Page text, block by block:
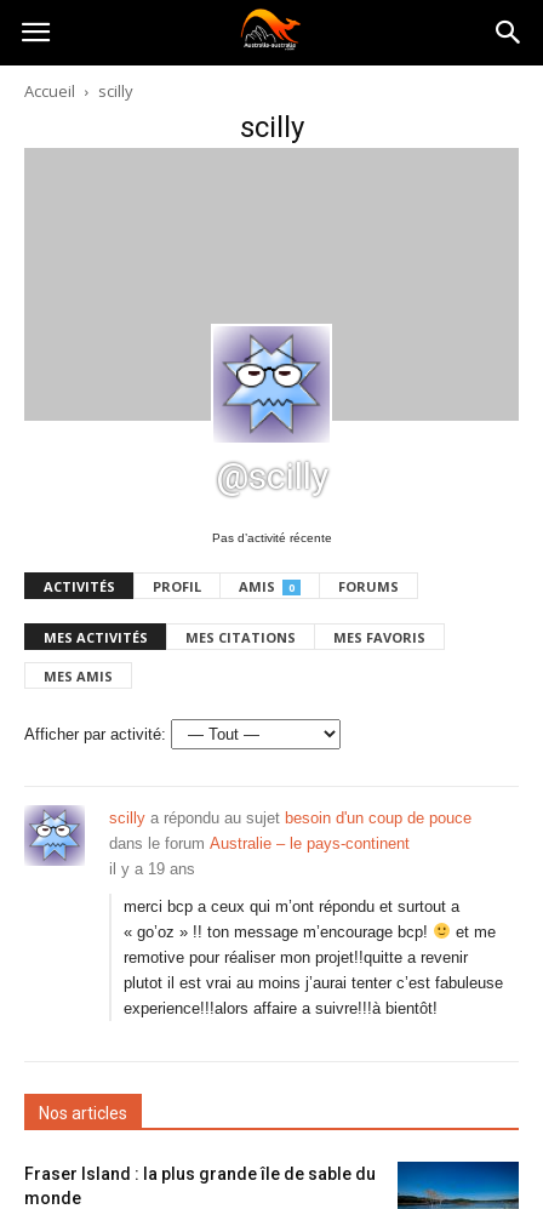
Australia-
australie.com
Accueil scilly
scilly
@scilly
Pas d’activité récente
ACTIVITÉS PROFIL AMIS 0 FORUMS
MES ACTIVITÉS MES CITATIONS MES FAVORIS
MES AMIS
Afficher par activité:
scilly a répondu au sujet besoin d'un coup de pouce
dans le forum Australie – le pays-continent
il y a 19 ans
merci bcp a ceux qui m’ont répondu et surtout a
« go’oz » !! ton message m’encourage bcp!
et me
remotive pour réaliser mon projet!!quitte a revenir
plutot il est vrai au moins j’aurai tenter c’est fabuleuse
experience!!!alors affaire a suivre!!!à bientôt!
Nos articles
Fraser Island : la plus grande île de sable du
monde